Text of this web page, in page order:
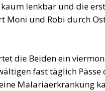
lenkbar und die
Moni und Robi durch
die Beiden ein
fast täglich
Malariaerkrankung